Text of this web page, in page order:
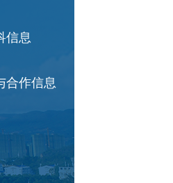
信息
合作信息